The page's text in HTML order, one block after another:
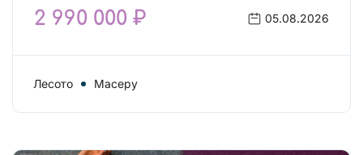
2 990 000 ₽ 05.08.2026
Лесото Масеру